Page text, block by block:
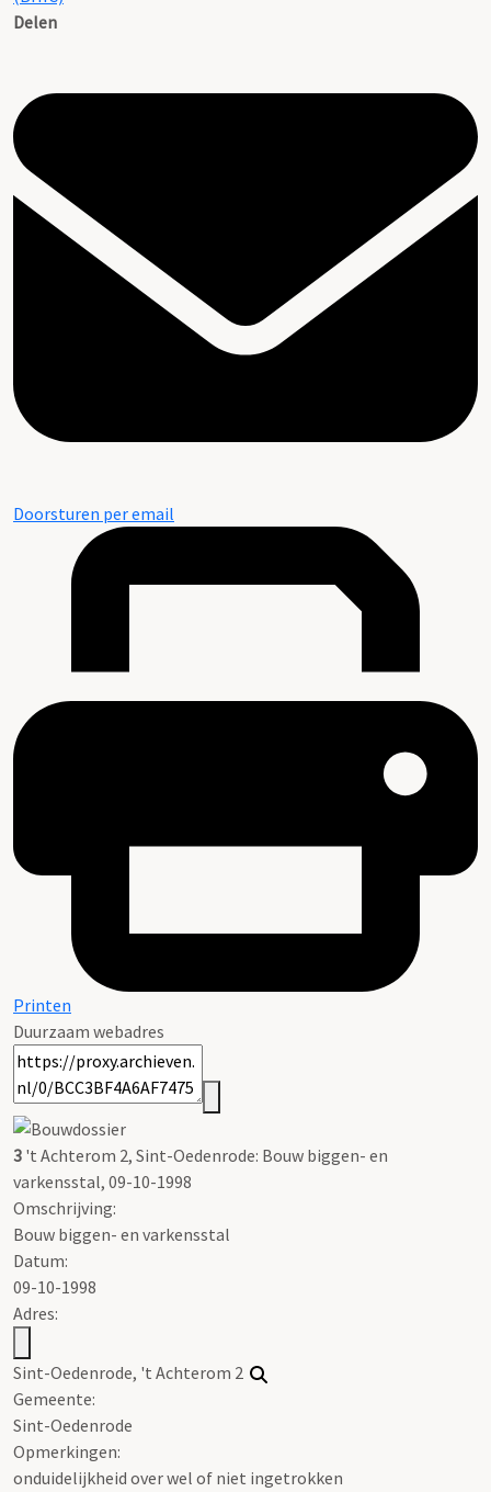
Delen
Doorsturen per email
Printen
Duurzaam webadres
3 't Achterom 2, Sint-Oedenrode: Bouw biggen- en
varkensstal, 09-10-1998
Omschrijving:
Bouw biggen- en varkensstal
Datum:
09-10-1998
Adres:
Sint-Oedenrode, 't Achterom 2
Gemeente:
Sint-Oedenrode
Opmerkingen:
onduidelijkheid over wel of niet ingetrokken